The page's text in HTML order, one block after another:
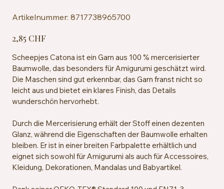
Artikelnummer: 8717738965700
8717738965700
2,85 CHF
Scheepjes Catona ist ein Garn aus 100 % mercerisierter
Baumwolle, das besonders für Amigurumi geschätzt wird.
Die Maschen sind gut erkennbar, das Garn franst nicht so
leicht aus und bietet ein klares Finish, das Details
wunderschön hervorhebt.
Durch die Mercerisierung erhält der Stoff einen dezenten
Glanz, während die Eigenschaften der Baumwolle erhalten
bleiben. Er ist in einer breiten Farbpalette erhältlich und
eignet sich sowohl für Amigurumi als auch für Accessoires,
Kleidung, Dekorationen, Mandalas und Babyartikel.